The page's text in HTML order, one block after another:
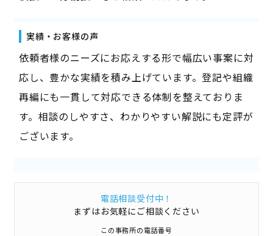
実績・お客様の声
依頼者様のニーズにお応えする形で幅広い事案に対
応し、豊かな実績を積み上げています。登記や組織
再編にも一貫して対応できる体制を整えておりま
す。相談のしやすさ、わかりやすい解説にも定評が
ございます。
電話相談受付中！
まずはお気軽にご相談ください
この事務所の電話番号